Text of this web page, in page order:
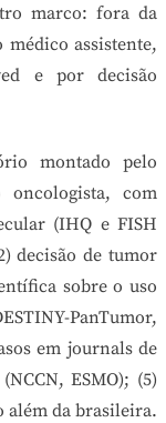
marco: fora da
assistente,
e por decisão
montado pelo
com
(IHQ e FISH
decisão de tumor
sobre o uso
PanTumor,
em journals de
ESMO); (5)
além da brasileira.